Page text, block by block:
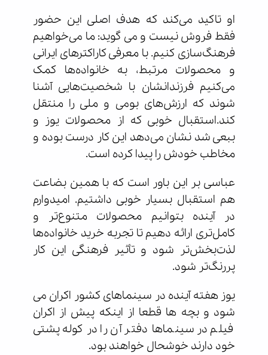
او تاکید می‌کند که هدف اصلی این حضور
فقط فروش نیست و می گوید: ما می‌خواهیم
فرهنگ‌سازی کنیم. با معرفی کاراکترهای ایرانی
و محصولات مرتبط، به خانواده‌ها کمک
می‌کنیم فرزندانشان با شخصیت‌هایی آشنا
شوند که ارزش‌های بومی و ملی را منتقل
کند.استقبال خوبی که از محصولات یوز و
ببعی شد نشان می‌دهد این کار درست بوده و
مخاطب خودش را پیدا کرده است.
عباسی بر این باور است که با همین بضاعت
هم استقبال بسیار خوبی داشتیم. امیدوارم
در آینده بتوانیم محصولات متنوع‌تر و
کامل‌تری ارائه دهیم تا تجربه خرید خانواده‌ها
لذت‌بخش‌تر شود و تأثیر فرهنگی این کار
پررنگ‌تر شود.
یوز هفته آینده در سینماهای کشور اکران می
شود و بچه ها قطعا از اینکه پیش از اکران
فیلم در سینماها دفتر آن را در کوله پشتی
خود دارند خوشحال خواهند بود.